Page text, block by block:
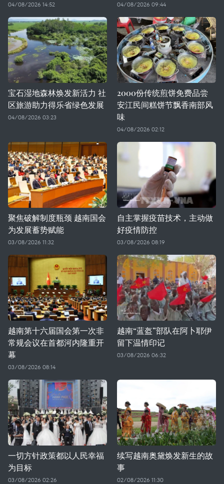
04/08/2026 14:52 04/08/2026 09:44
宝石湿地森林焕发新活力 社
区旅游助力得乐省绿色发展
04/08/2026 03:23
2000份传统煎饼免费品尝
安江民间糕饼节飘香南部风
味
04/08/2026 02:12
聚焦破解制度瓶颈 越南国会
为发展蓄势赋能
03/08/2026 11:32
自主掌握疫苗技术，主动做
好疫情防控
03/08/2026 08:19
越南第十六届国会第一次非
常规会议在首都河内隆重开
幕
03/08/2026 08:14
越南“蓝盔”部队在阿卜耶伊
留下温情印记
03/08/2026 06:32
一切方针政策都以人民幸福
为目标
03/08/2026 02:26
续写越南奥黛焕发新生的故
事
02/08/2026 11:30